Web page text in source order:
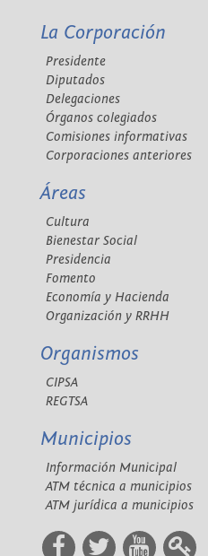
La Corporación
Presidente
Diputados
Delegaciones
Órganos colegiados
Comisiones informativas
Corporaciones anteriores
Áreas
Cultura
Bienestar Social
Presidencia
Fomento
Economía y Hacienda
Organización y RRHH
Organismos
CIPSA
REGTSA
Municipios
Información Municipal
ATM técnica a municipios
ATM jurídica a municipios